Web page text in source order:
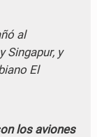
al
Singapur, y
El
los aviones